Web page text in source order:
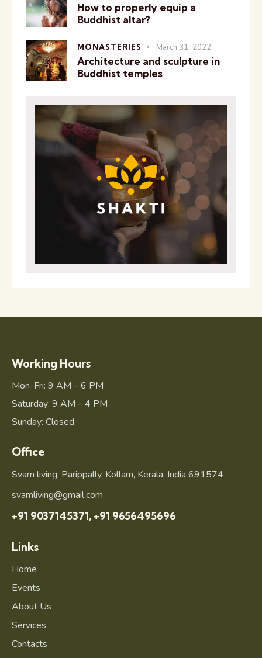
How to properly equip a
Buddhist altar?
MONASTERIES March 31, 2022
Architecture and sculpture in
Buddhist temples
Working Hours
Mon-Fri: 9 AM – 6 PM
Saturday: 9 AM – 4 PM
Sunday: Closed
Office
Svam living, Parippally, Kollam, Kerala, India 691574
svamliving@gmail.com
+91 9037145371, +91 9656495696
Links
Home
Events
About Us
Services
Contacts